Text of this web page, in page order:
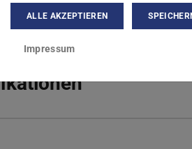
ALLE AKZEPTIEREN
Impressum